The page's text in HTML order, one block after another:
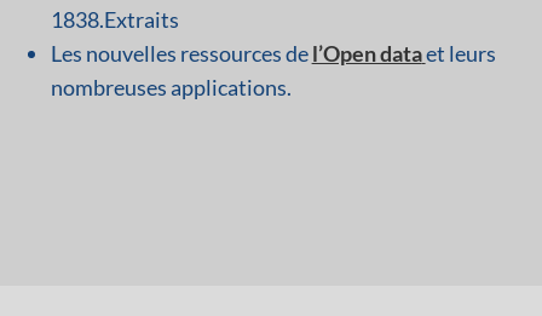
1838.Extraits
Les nouvelles ressources del’Open dataet leurs
nombreuses applications.